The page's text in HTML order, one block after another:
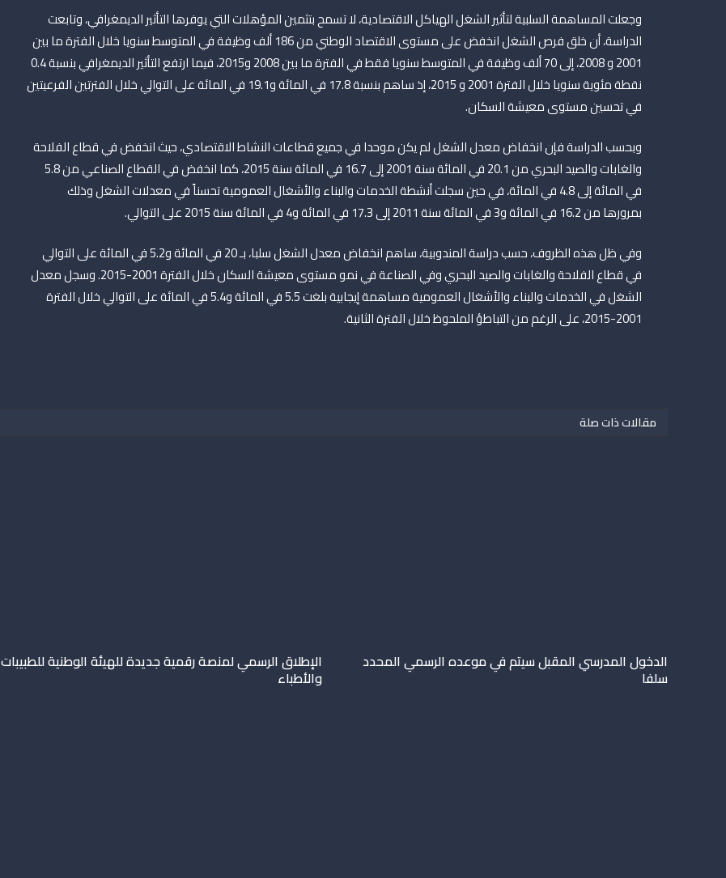
وجعلت المساهمة السلبية لتأثير الشغل الهياكل الاقتصادية، لا تسمح بتثمين المؤهلات التي يوفرها التأثير الديمغرافي، وتابعت
الدراسة، أن خلق فرص الشغل انخفض على مستوى الاقتصاد الوطني من 186 ألف وظيفة في المتوسط سنويا خلال الفترة ما بين
2001 و 2008، إلى 70 ألف وظيفة في المتوسط سنويا فقط في الفترة ما بين 2008 و2015، فيما ارتفع التأثير الديمغرافي بنسبة 0.4
نقطة مئوية سنويا خلال الفترة 2001 و 2015، إذ ساهم بنسبة 17.8 في المائة و19.1 في المائة على التوالي خلال الفترتين الفرعيتين
في تحسين مستوى معيشة السكان.
وبحسب الدراسة فإن انخفاض معدل الشغل لم يكن موحدا في جميع قطاعات النشاط الاقتصادي، حيث انخفض في قطاع الفلاحة
والغابات والصيد البحري من 20.1 في المائة سنة 2001 إلى 16.7 في المائة سنة 2015، كما انخفض في القطاع الصناعي من 5.8
في المائة إلى 4.8 في المائة، في حين سجلت أنشطة الخدمات والبناء والأشغال العمومية تحسناً في معدلات الشغل وذلك
بمرورها من 16.2 في المائة و3 في المائة سنة 2011 إلى 17.3 في المائة و4 في المائة سنة 2015 على التوالي.
وفي ظل هذه الظروف، حسب دراسة المندوبية، ساهم انخفاض معدل الشغل سلبا، بـ 20 في المائة و5.2 في المائة على التوالي
في قطاع الفلاحة والغابات والصيد البحري وفي الصناعة في نمو مستوى معيشة السكان خلال الفترة 2001-2015. وسجل معدل
الشغل في الخدمات والبناء والأشغال العمومية مساهمة إيجابية بلغت 5.5 في المائة و5.4 في المائة على التوالي خلال الفترة
2001-2015، على الرغم من التباطؤ الملحوظ خلال الفترة الثانية.
مقالات ذات صلة
الدخول المدرسي المقبل سیتم في موعده الرسمي المحدد
سلفا
الإطلاق الرسمي لمنصة رقمية جديدة للهيئة الوطنية للطبيبات
والأطباء